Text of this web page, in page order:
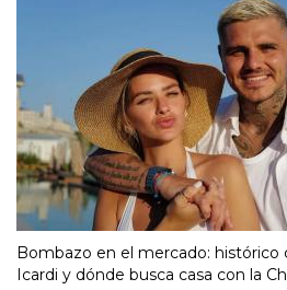
Bombazo en el mercado: histórico
Icardi y dónde busca casa con la